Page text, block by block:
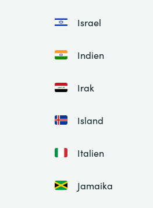
Israel
Indien
Irak
Island
Italien
Jamaika